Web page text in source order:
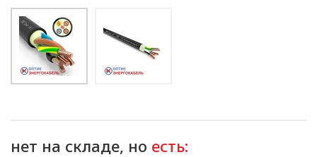
нет на складе, но есть: